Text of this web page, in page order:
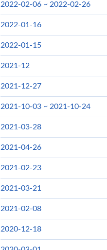
2022-02-06 ~ 2022-02-26
2022-01-16
2022-01-15
2021-12
2021-12-27
2021-10-03 ~ 2021-10-24
2021-03-28
2021-04-26
2021-02-23
2021-03-21
2021-02-08
2020-12-18